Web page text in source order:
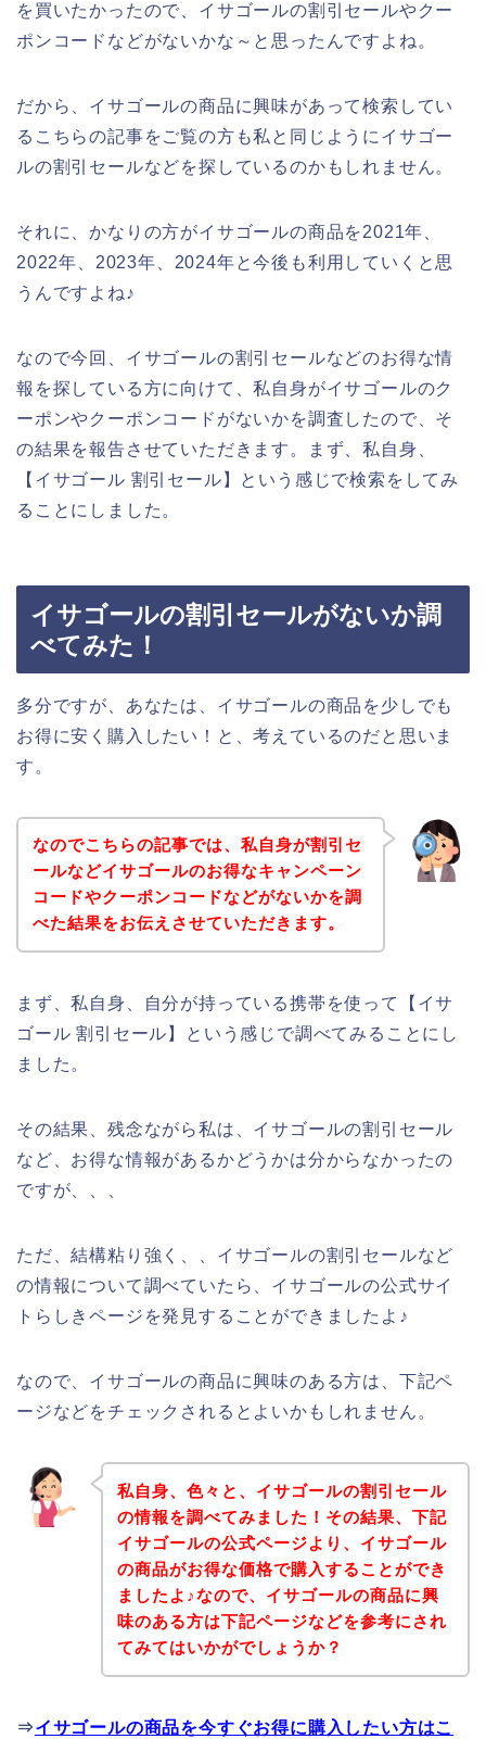
を買いたかったので、イサゴールの割引セールやクー
ポンコードなどがないかな～と思ったんですよね。
だから、イサゴールの商品に興味があって検索してい
るこちらの記事をご覧の方も私と同じようにイサゴー
ルの割引セールなどを探しているのかもしれません。
それに、かなりの方がイサゴールの商品を2021年、
2022年、2023年、2024年と今後も利用していくと思
うんですよね♪
なので今回、イサゴールの割引セールなどのお得な情
報を探している方に向けて、私自身がイサゴールのク
ーポンやクーポンコードがないかを調査したので、そ
の結果を報告させていただきます。まず、私自身、
【イサゴール 割引セール】という感じで検索をしてみ
ることにしました。
イサゴールの割引セールがないか調
べてみた！
多分ですが、あなたは、イサゴールの商品を少しでも
お得に安く購入したい！と、考えているのだと思いま
す。
なのでこちらの記事では、私自身が割引セ
ールなどイサゴールのお得なキャンペーン
コードやクーポンコードなどがないかを調
べた結果をお伝えさせていただきます。
まず、私自身、自分が持っている携帯を使って【イサ
ゴール 割引セール】という感じで調べてみることにし
ました。
その結果、残念ながら私は、イサゴールの割引セール
など、お得な情報があるかどうかは分からなかったの
ですが、、、
ただ、結構粘り強く、、イサゴールの割引セールなど
の情報について調べていたら、イサゴールの公式サイ
トらしきページを発見することができましたよ♪
なので、イサゴールの商品に興味のある方は、下記ペ
ージなどをチェックされるとよいかもしれません。
私自身、色々と、イサゴールの割引セール
の情報を調べてみました！その結果、下記
イサゴールの公式ページより、イサゴール
の商品がお得な価格で購入することができ
ましたよ♪なので、イサゴールの商品に興
味のある方は下記ページなどを参考にされ
てみてはいかがでしょうか？
⇒イサゴールの商品を今すぐお得に購入したい方はこ